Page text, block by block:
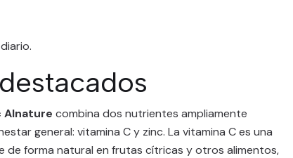
Alnature combina dos nutrientes ampliamente
general: vitamina C y zinc. La vitamina C es una
de forma natural en frutas cítricas y otros alimentos,